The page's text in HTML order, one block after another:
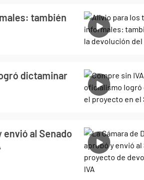
también
dictaminar
envió al Senado